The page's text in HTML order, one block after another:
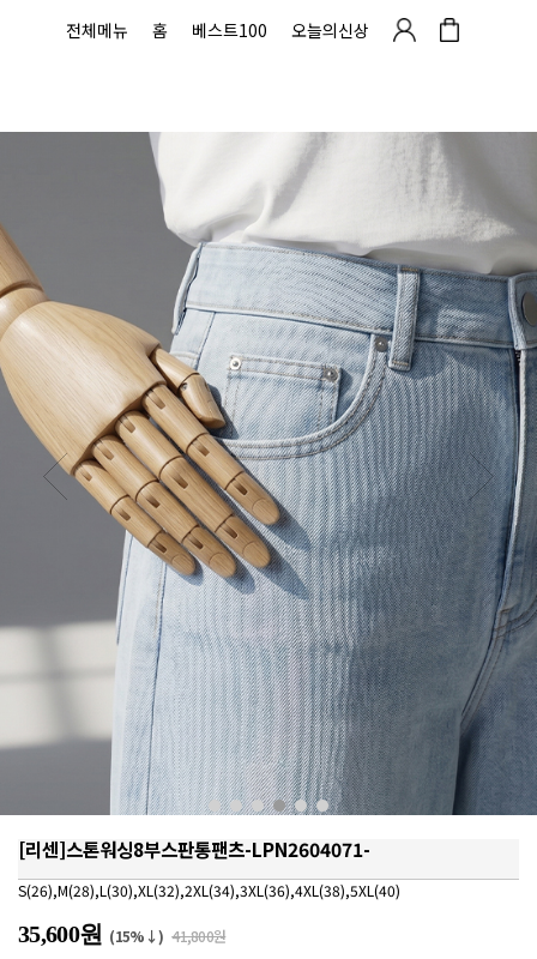
전체메뉴 홈 베스트100 오늘의신상
[리센]스톤워싱8부스판통팬츠-LPN2604071-
S(26),M(28),L(30),XL(32),2XL(34),3XL(36),4XL(38),5XL(40)
35,600원 (15%↓) 41,800원